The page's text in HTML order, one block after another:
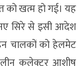
को खत्म हो गई। यह
सिरे से इसी आदेश
चालकों को हेलमेट